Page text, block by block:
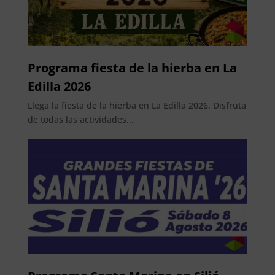
Programa fiesta de la hierba en La
Edilla 2026
Llega la fiesta de la hierba en La Edilla 2026. Disfruta
de todas las actividades...